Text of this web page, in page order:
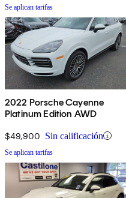
Se aplican tarifas
2022 Porsche Cayenne
Platinum Edition AWD
$49,900 Sin calificación
Se aplican tarifas